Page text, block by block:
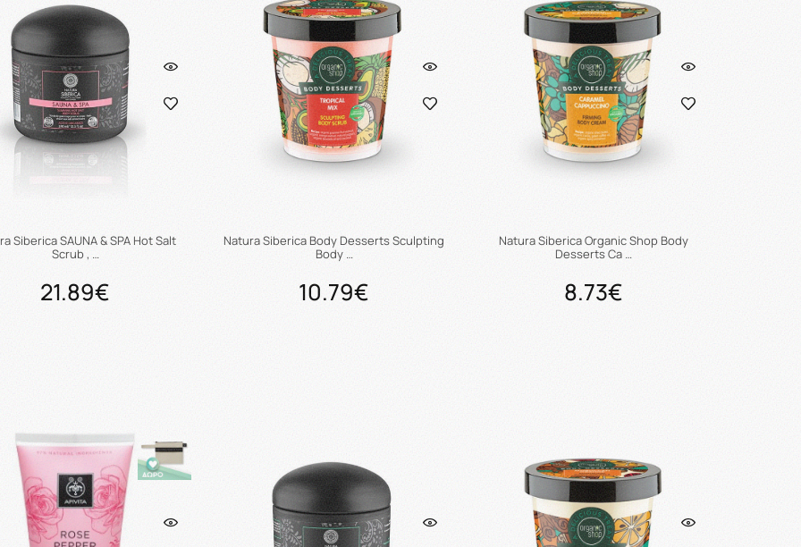
Siberica SAUNA & SPA Hot Salt
Scrub , …
21.89€
Προσθήκη στο καλάθι
Natura Siberica Body Desserts Sculpting
Body …
10.79€
Natura Siberica Organic Shop Body
Desserts Ca …
8.73€
Προσθήκη στο καλάθι